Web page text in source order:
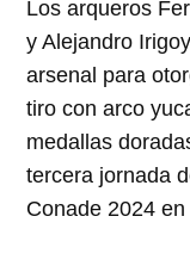
Los arqueros
y Alejandro
arsenal para
tiro con arco
medallas
tercera jornada
Conade 2024